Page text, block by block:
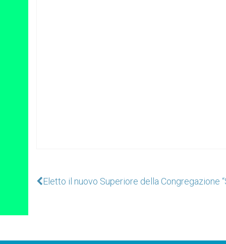
Eletto il nuovo Superiore della Congregazione